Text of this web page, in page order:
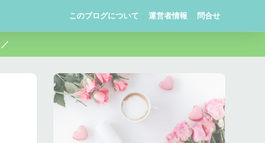
このブログについて 運営者情報 問合せ